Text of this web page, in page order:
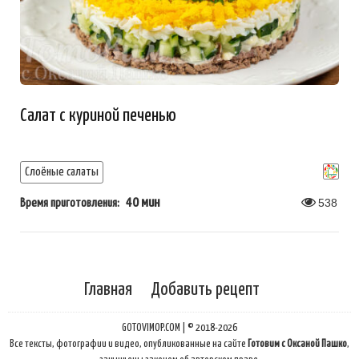
Салат с куриной печенью
Слоёные салаты
Время приготовления: 40 мин 538
Главная Добавить рецепт
GOTOVIMOP.COM | © 2018-2026
Все тексты, фотографии и видео, опубликованные на сайте Готовим с Оксаной Пашко,